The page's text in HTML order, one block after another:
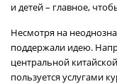
и детей – главное,
Несмотря на
поддержали идею.
центральной
пользуется услугами